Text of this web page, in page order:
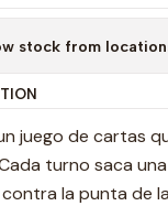
stock from
juego de cartas
turno saca
la punta de